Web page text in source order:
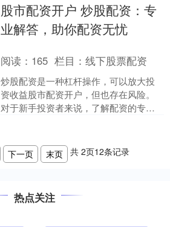
值的关键。专业的炒股配资平....
股市配资开户 炒股配资：专
业解答，助你配资无忧
阅读： 165 栏目：线下股票配资
炒股配资是一种杠杆操作，可以放大投
资收益股市配资开户，但也存在风险。
对于新手投资者来说，了解配资的专业
下一页 末页 共 2页12条记录
热点关注